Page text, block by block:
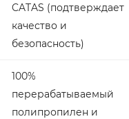
CATAS (подтверждает
качество и
безопасность)
100%
перерабатываемый
полипропилен и